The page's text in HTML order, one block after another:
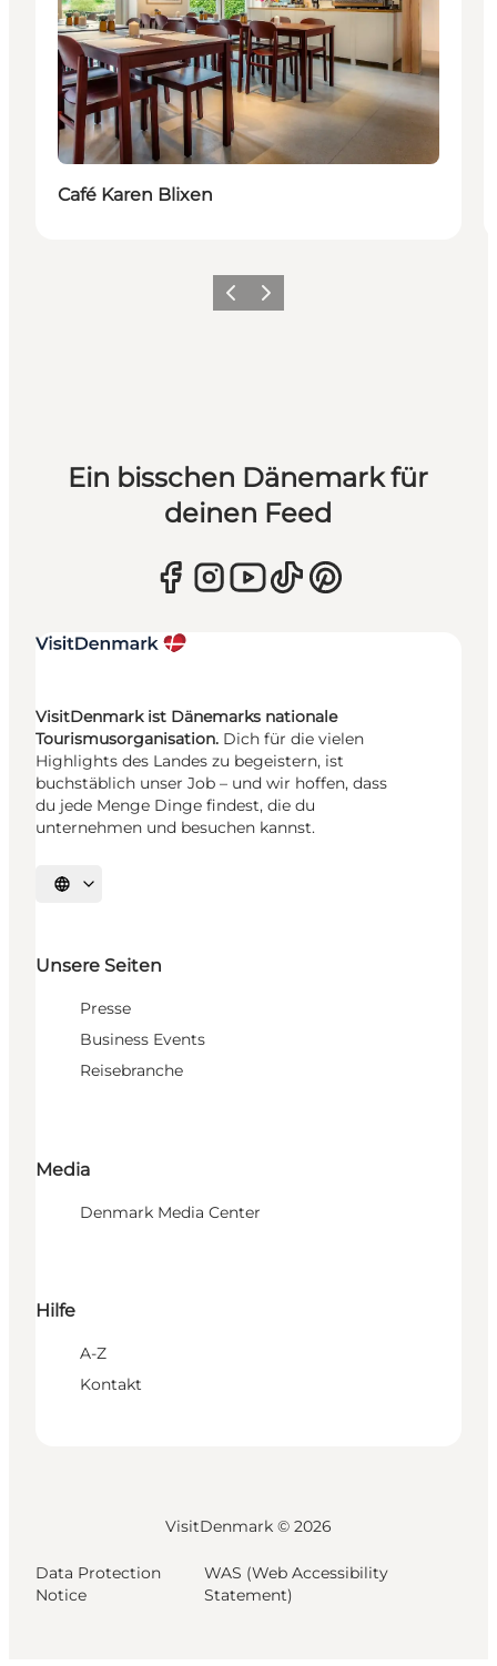
Café Karen Blixen
ZurückWeiter
Ein bisschen Dänemark für
deinen Feed
VisitDenmark ist Dänemarks nationale
Tourismusorganisation. Dich für die vielen
Highlights des Landes zu begeistern, ist
buchstäblich unser Job – und wir hoffen, dass
du jede Menge Dinge findest, die du
unternehmen und besuchen kannst.
Sprache auswählen
Unsere Seiten
Presse
Business Events
Reisebranche
Media
Denmark Media Center
Hilfe
A-Z
Kontakt
VisitDenmark © 2026
Data Protection
Notice
WAS (Web Accessibility
Statement)